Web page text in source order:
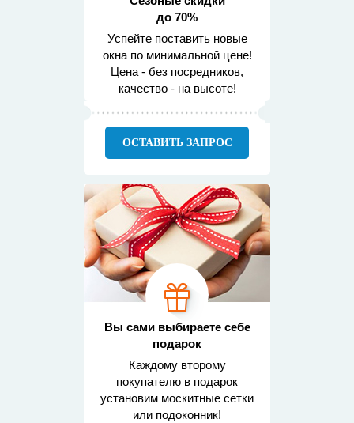
до 70%
Успейте поставить новые
окна по минимальной цене!
Цена - без посредников,
качество - на высоте!
ОСТАВИТЬ ЗАПРОС
Вы сами выбираете себе
подарок
Каждому второму
покупателю в подарок
установим москитные сетки
или подоконник!